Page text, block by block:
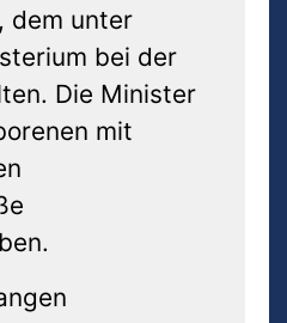
dem unter
bei der
Die Minister
mit